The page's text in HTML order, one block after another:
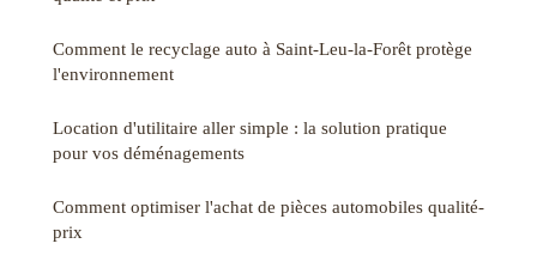
Comment le recyclage auto à Saint-Leu-la-Forêt protège
l'environnement
Location d'utilitaire aller simple : la solution pratique
pour vos déménagements
Comment optimiser l'achat de pièces automobiles qualité-
prix